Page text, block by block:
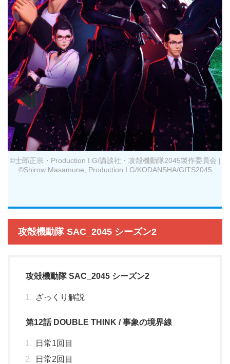
©士郎正宗・Production I.G/講談社・攻殻機動隊2045製作委員会 |
©Shirow Masamune, Production I.G/KODANSHA/GITS2045
攻殻機動隊 SAC_2045 シーズン2
攻殻機動隊 SAC_2045 シーズン2
ざっくり解説
第12話 DOUBLE THINK / 事象の境界線
日常1回目
日常2回目